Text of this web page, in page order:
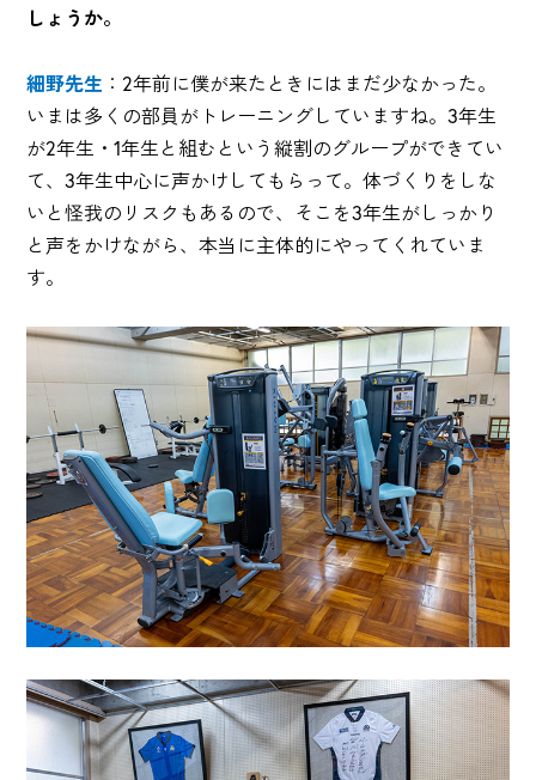
しょうか。
細野先生 ：2年前に僕が来たときにはまだ少なかった。
いまは多くの部員がトレーニングしていますね。3年生
が2年生・1年生と組むという縦割のグループができてい
て、3年生中心に声かけしてもらって。体づくりをしな
いと怪我のリスクもあるので、そこを3年生がしっかり
と声をかけながら、本当に主体的にやってくれていま
す。